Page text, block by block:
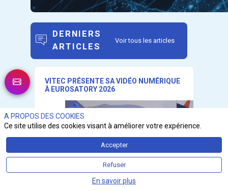
DERNIERS
ARTICLES
Voir tous les articles
VITEC PRÉSENTE SA VIDÉO NUMÉRIQUE
À EUROSATORY 2026
A PROPOS DES COOKIES
Ce site utilise des cookies visant à améliorer votre expérience.
Accepter
Refuser
En savoir plus